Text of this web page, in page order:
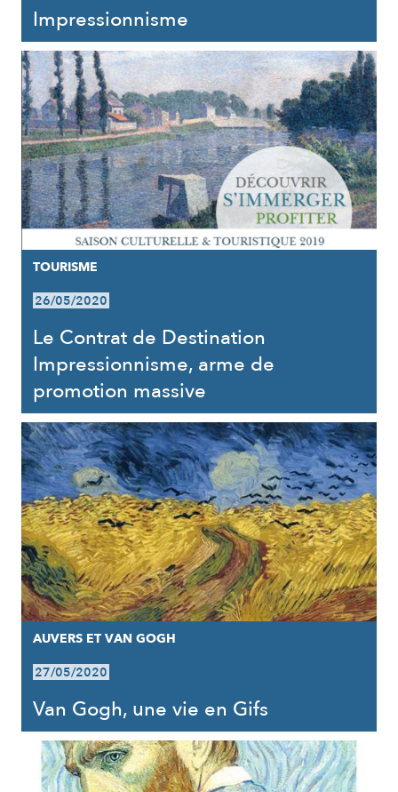
Impressionnisme
TOURISME
26/05/2020
Le Contrat de Destination
Impressionnisme, arme de
promotion massive
AUVERS ET VAN GOGH
27/05/2020
Van Gogh, une vie en Gifs